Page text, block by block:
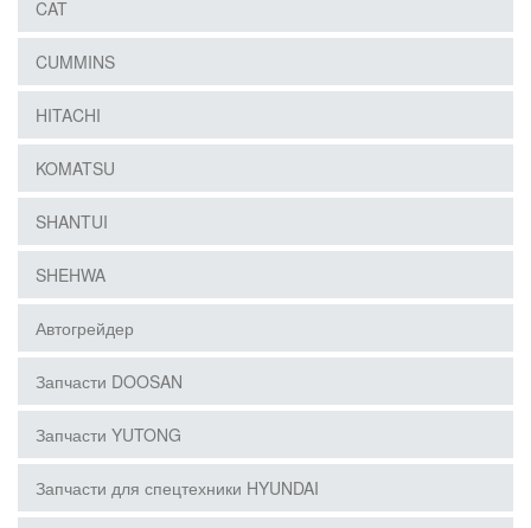
CAT
CUMMINS
HITACHI
KOMATSU
SHANTUI
SHEHWA
Автогрейдер
Запчасти DOOSAN
Запчасти YUTONG
Запчасти для спецтехники HYUNDAI